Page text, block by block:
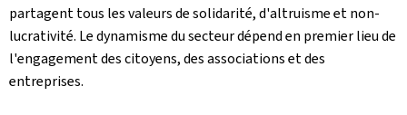
partagent tous les valeurs de solidarité, d'altruisme et non-
lucrativité. Le dynamisme du secteur dépend en premier lieu de
l'engagement des citoyens, des associations et des
entreprises.